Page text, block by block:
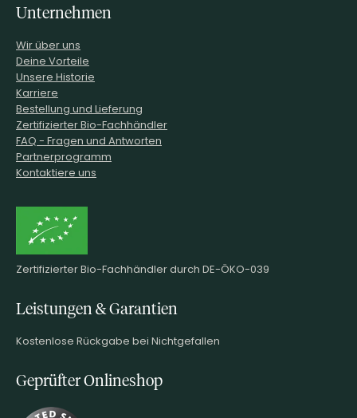
Unternehmen
Wir über uns
Deine Vorteile
Unsere Historie
Karriere
Bestellung und Lieferung
Zertifizierter Bio-Fachhändler
FAQ - Fragen und Antworten
Partnerprogramm
Kontaktiere uns
Zertifizierter Bio-Fachhändler durch DE-ÖKO-039
Leistungen & Garantien
Kostenlose Rückgabe bei Nichtgefallen
Geprüfter Onlineshop